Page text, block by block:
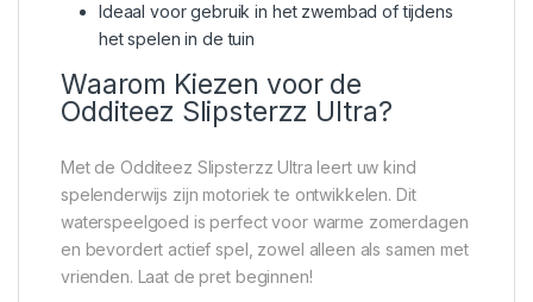
Ideaal voor gebruik in het zwembad of tijdens
het spelen in de tuin
Waarom Kiezen voor de
Odditeez Slipsterzz Ultra?
Met de Odditeez Slipsterzz Ultra leert uw kind
spelenderwijs zijn motoriek te ontwikkelen. Dit
waterspeelgoed is perfect voor warme zomerdagen
en bevordert actief spel, zowel alleen als samen met
vrienden. Laat de pret beginnen!